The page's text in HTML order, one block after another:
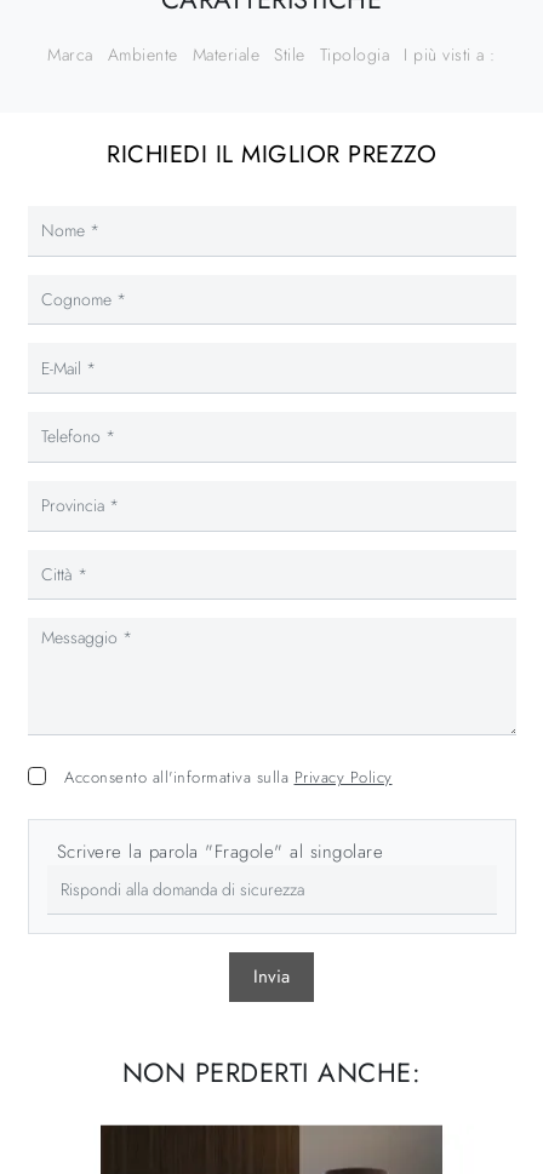
Marca Ambiente Materiale Stile Tipologia I più visti a :
RICHIEDI IL MIGLIOR PREZZO
Acconsento all'informativa sulla Privacy Policy
Scrivere la parola "Fragole" al singolare
Invia
NON PERDERTI ANCHE: